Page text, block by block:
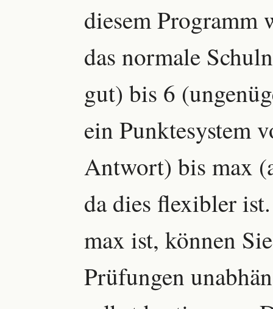
diesem Programm
das normale
gut) bis 6
ein Punktesystem
Antwort) bis max
da dies flexibler
max ist, können
Prüfungen